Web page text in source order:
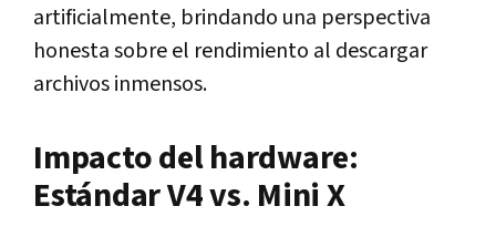
artificialmente, brindando una perspectiva
honesta sobre el rendimiento al descargar
archivos inmensos.
Impacto del hardware:
Estándar V4 vs. Mini X